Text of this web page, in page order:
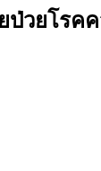
ป่วยโร